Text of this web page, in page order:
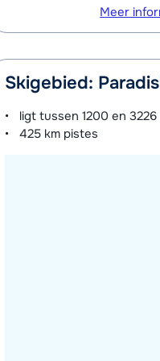
Meer
Skigebied:
ligt tussen1200 en
425 km pistes